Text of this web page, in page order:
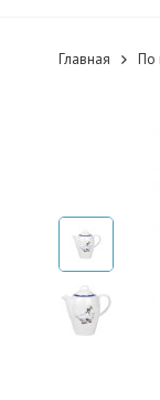
Главная По